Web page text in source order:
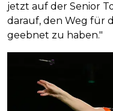
jetzt auf der Senior
darauf, den Weg für
geebnet zu haben."